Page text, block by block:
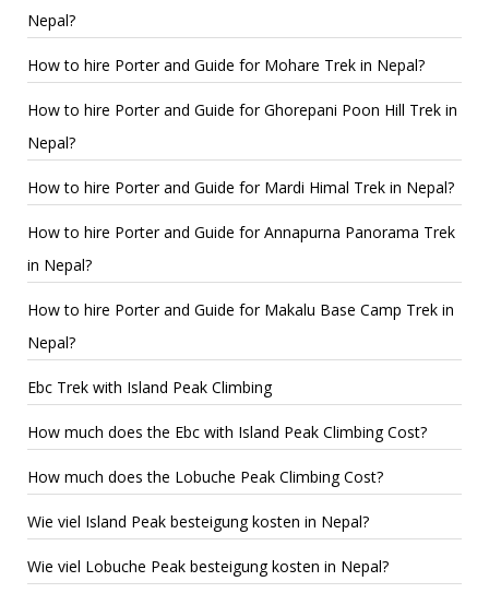
Nepal?
How to hire Porter and Guide for Mohare Trek in Nepal?
How to hire Porter and Guide for Ghorepani Poon Hill Trek in
Nepal?
How to hire Porter and Guide for Mardi Himal Trek in Nepal?
How to hire Porter and Guide for Annapurna Panorama Trek
in Nepal?
How to hire Porter and Guide for Makalu Base Camp Trek in
Nepal?
Ebc Trek with Island Peak Climbing
How much does the Ebc with Island Peak Climbing Cost?
How much does the Lobuche Peak Climbing Cost?
Wie viel Island Peak besteigung kosten in Nepal?
Wie viel Lobuche Peak besteigung kosten in Nepal?